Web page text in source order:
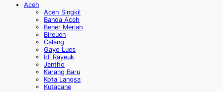
Aceh
Aceh Singkil
Banda Aceh
Bener Meriah
Bireuen
Calang
Gayo Lues
Idi Rayeuk
Jantho
Karang Baru
Kota Langsa
Kutacane